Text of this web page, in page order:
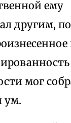
ему
другим,
мог
ум.